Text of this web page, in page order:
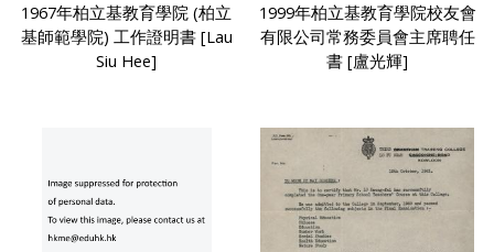
1967年柏立基教育學院 (柏立
基師範學院) 工作證明書 [Lau
Siu Hee]
1999年柏立基教育學院校友會
有限公司常務委員會主席聘任
書 [盧光輝]